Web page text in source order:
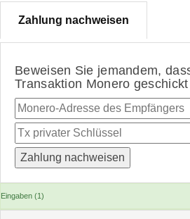
Zahlung nachweisen
Beweisen Sie jemandem,
Transaktion Monero
Eingaben (1)